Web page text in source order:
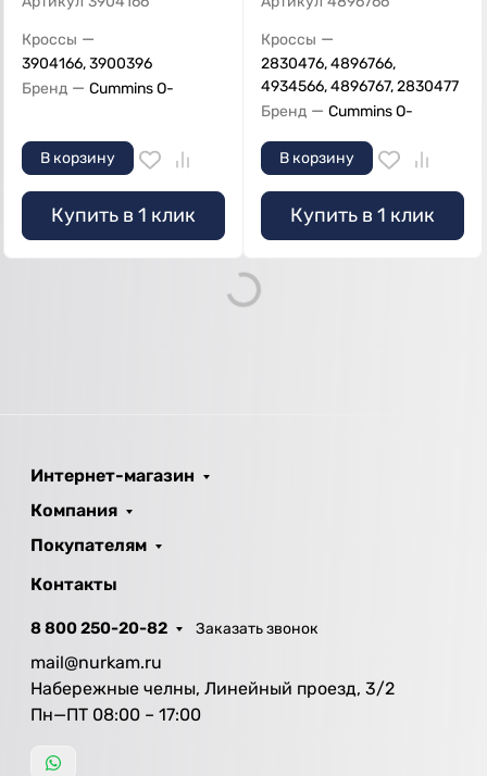
Кроссы —
3904166, 3900396
Бренд — Cummins O-
В корзину
Купить в 1 клик
Кроссы —
2830476, 4896766,
4934566, 4896767, 2830477
Бренд — Cummins O-
В корзину
Купить в 1 клик
Loading...
Интернет-магазин
Компания
Покупателям
Контакты
8 800 250-20-82 Заказать звонок
mail@nurkam.ru
Набережные челны, Линейный проезд, 3/2
Пн—ПТ 08:00 – 17:00